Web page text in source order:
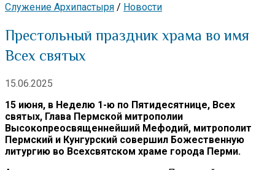
Служение Архипастыря / Новости
Престольный праздник храма во имя
Всех святых
15.06.2025
15 июня, в Неделю 1-ю по Пятидесятнице, Всех
святых, Глава Пермской митрополии
Высокопреосвященнейший Мефодий, митрополит
Пермский и Кунгурский совершил Божественную
литургию во Всехсвятском храме города Перми.